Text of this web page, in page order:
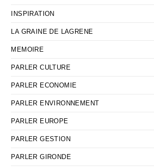
INSPIRATION
LA GRAINE DE LAGRENE
MEMOIRE
PARLER CULTURE
PARLER ECONOMIE
PARLER ENVIRONNEMENT
PARLER EUROPE
PARLER GESTION
PARLER GIRONDE